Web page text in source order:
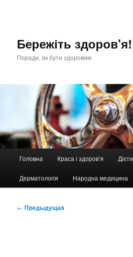
Бережіть здоров'я!
Поради, як бути здоровим
Головна Краса і здоров’я Дієти
Дерматологія Народна медицина
Навигация
← Предыдущая